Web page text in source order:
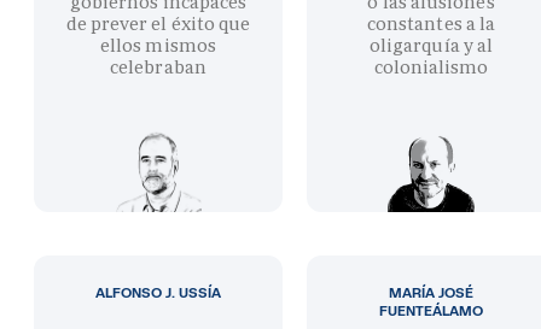
de prever el éxito que
ellos mismos
celebraban
constantes a la
oligarquía y al
colonialismo
ALFONSO J. USSÍA
MARÍA JOSÉ
FUENTEÁLAMO